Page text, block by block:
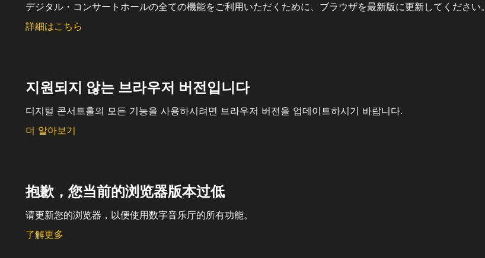
デジタル・コンサートホールの全ての機能をご利用いただくために、ブラウザを最新版に更新してください。
詳細はこちら
지원되지 않는 브라우저 버전입니다
디지털 콘서트홀의 모든 기능을 사용하시려면 브라우저 버전을 업데이트하시기 바랍니다.
더 알아보기
抱歉，您当前的浏览器版本过低
请更新您的浏览器，以便使用数字音乐厅的所有功能。
了解更多